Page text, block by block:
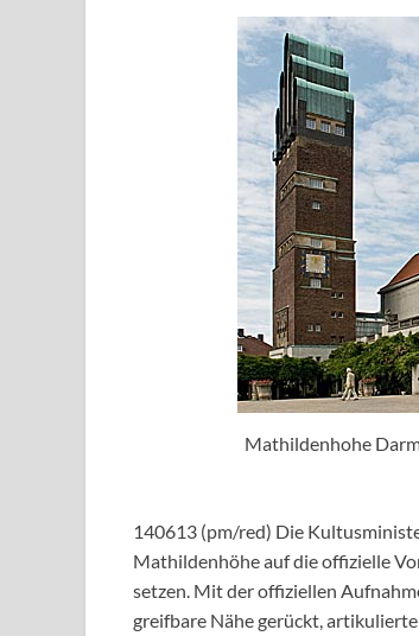
Mathildenhohe
140613 (pm/red) Die
Mathildenhöhe auf die offizielle
setzen. Mit der offiziellen
greifbare Nähe gerückt,